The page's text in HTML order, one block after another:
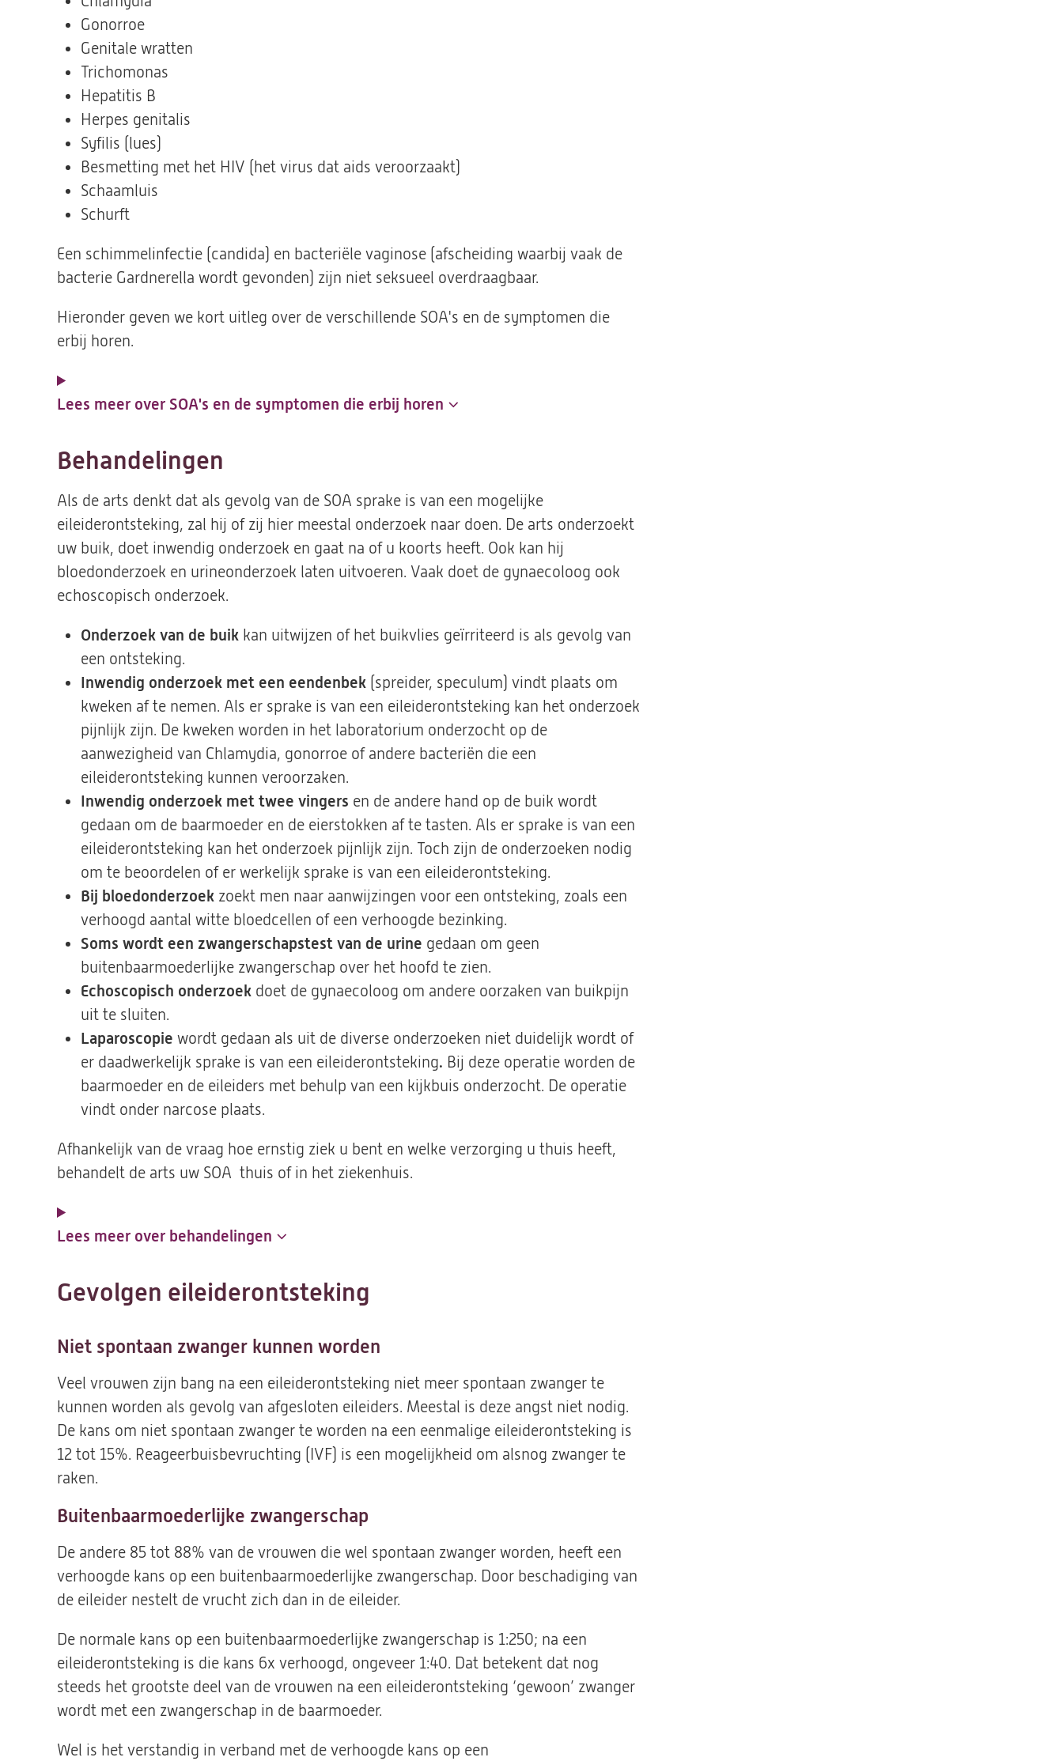
Gonorroe
Genitale wratten
Trichomonas
Hepatitis B
Herpes genitalis
Syfilis (lues)
Besmetting met het HIV (het virus dat aids veroorzaakt)
Schaamluis
Schurft
Een schimmelinfectie (candida) en bacteriële vaginose (afscheiding waarbij vaak de
bacterie Gardnerella wordt gevonden) zijn niet seksueel overdraagbaar.
Hieronder geven we kort uitleg over de verschillende SOA's en de symptomen die
erbij horen.
Lees meer over SOA's en de symptomen die erbij horen
Behandelingen
Als de arts denkt dat als gevolg van de SOA sprake is van een mogelijke
eileiderontsteking, zal hij of zij hier meestal onderzoek naar doen. De arts onderzoekt
uw buik, doet inwendig onderzoek en gaat na of u koorts heeft. Ook kan hij
bloedonderzoek en urineonderzoek laten uitvoeren. Vaak doet de gynaecoloog ook
echoscopisch onderzoek.
Onderzoek van de buik kan uitwijzen of het buikvlies geïrriteerd is als gevolg van
een ontsteking.
Inwendig onderzoek met een eendenbek (spreider, speculum) vindt plaats om
kweken af te nemen. Als er sprake is van een eileiderontsteking kan het onderzoek
pijnlijk zijn. De kweken worden in het laboratorium onderzocht op de
aanwezigheid van Chlamydia, gonorroe of andere bacteriën die een
eileiderontsteking kunnen veroorzaken.
Inwendig onderzoek met twee vingers en de andere hand op de buik wordt
gedaan om de baarmoeder en de eierstokken af te tasten. Als er sprake is van een
eileiderontsteking kan het onderzoek pijnlijk zijn. Toch zijn de onderzoeken nodig
om te beoordelen of er werkelijk sprake is van een eileiderontsteking.
Bij bloedonderzoek zoekt men naar aanwijzingen voor een ontsteking, zoals een
verhoogd aantal witte bloedcellen of een verhoogde bezinking.
Soms wordt een zwangerschapstest van de urine gedaan om geen
buitenbaarmoederlijke zwangerschap over het hoofd te zien.
Echoscopisch onderzoek doet de gynaecoloog om andere oorzaken van buikpijn
uit te sluiten.
Laparoscopie wordt gedaan als uit de diverse onderzoeken niet duidelijk wordt of
er daadwerkelijk sprake is van een eileiderontsteking. Bij deze operatie worden de
baarmoeder en de eileiders met behulp van een kijkbuis onderzocht. De operatie
vindt onder narcose plaats.
Afhankelijk van de vraag hoe ernstig ziek u bent en welke verzorging u thuis heeft,
behandelt de arts uw SOA thuis of in het ziekenhuis.
Lees meer over behandelingen
Gevolgen eileiderontsteking
Niet spontaan zwanger kunnen worden
Veel vrouwen zijn bang na een eileiderontsteking niet meer spontaan zwanger te
kunnen worden als gevolg van afgesloten eileiders. Meestal is deze angst niet nodig.
De kans om niet spontaan zwanger te worden na een eenmalige eileiderontsteking is
12 tot 15%. Reageerbuisbevruchting (IVF) is een mogelijkheid om alsnog zwanger te
raken.
Buitenbaarmoederlijke zwangerschap
De andere 85 tot 88% van de vrouwen die wel spontaan zwanger worden, heeft een
verhoogde kans op een buitenbaarmoederlijke zwangerschap. Door beschadiging van
de eileider nestelt de vrucht zich dan in de eileider.
De normale kans op een buitenbaarmoederlijke zwangerschap is 1:250; na een
eileiderontsteking is die kans 6x verhoogd, ongeveer 1:40. Dat betekent dat nog
steeds het grootste deel van de vrouwen na een eileiderontsteking ‘gewoon’ zwanger
wordt met een zwangerschap in de baarmoeder.
Wel is het verstandig in verband met de verhoogde kans op een